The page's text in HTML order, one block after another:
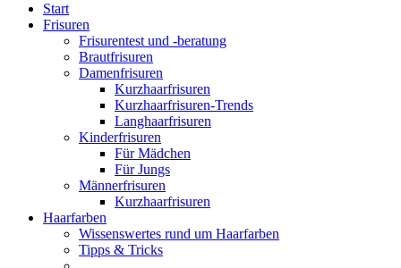
Start
Frisuren
Frisurentest und -beratung
Brautfrisuren
Damenfrisuren
Kurzhaarfrisuren
Kurzhaarfrisuren-Trends
Langhaarfrisuren
Kinderfrisuren
Für Mädchen
Für Jungs
Männerfrisuren
Kurzhaarfrisuren
Haarfarben
Wissenswertes rund um Haarfarben
Tipps & Tricks